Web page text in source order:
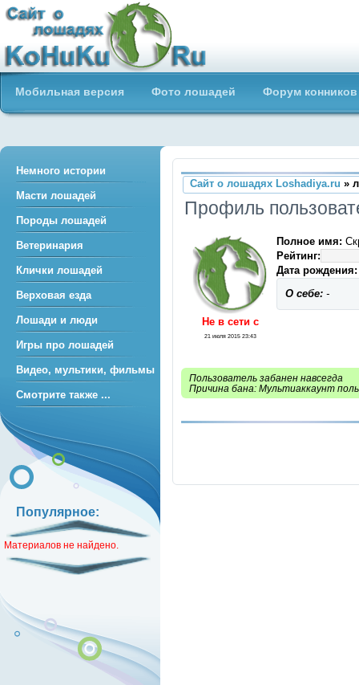
Сайт о лошадях loshadiya.ru
Приветствуем всех любителей
лошадей и конного спорта!
Мобильная версия Фото лошадей Форум конников
Сайт о лошадях Loshadiya.ru »
Профиль
Не в сети c
21 июля 2015 23:43
Полное имя:
Рейтинг:
Дата рождения:
О себе: -
Пользователь забанен навсегда
Причина бана: Мультиаккаунт
Немного истории
Масти лошадей
Породы лошадей
Ветеринария
Клички лошадей
Верховая езда
Лошади и люди
Игры про лошадей
Видео, мультики, фильмы
Смотрите также ...
Популярное:
Материалов не найдено.